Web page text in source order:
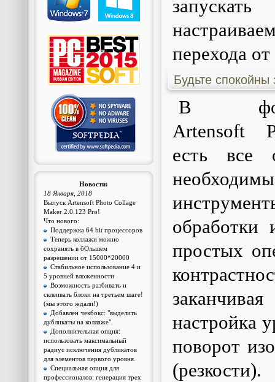
Новости:
18 Января, 2018
Выпуск Artensoft Photo Collage
Maker 2.0.123 Pro!
Что нового:
Поддержка 64 bit процессоров
Теперь коллажи можно
сохранять в бОльшем
разрешении от 15000*20000
Стабильное использование 4 и
5 уровней вложенности
Возможность разбивать и
склеивать блоки на третьем шаге!
(мы этого ждали!)
Добавлен чекбокс: "выделить
дубликаты на коллаже".
Дополнительная опция:
использовать максимальный
радиус исключения дубликатов
для элементов первого уровня.
Специальная опция для
профессионалов: генерация трех
перехода
Будьте
В
Artensoft
есть все
обработки
простых
настройка
поворот